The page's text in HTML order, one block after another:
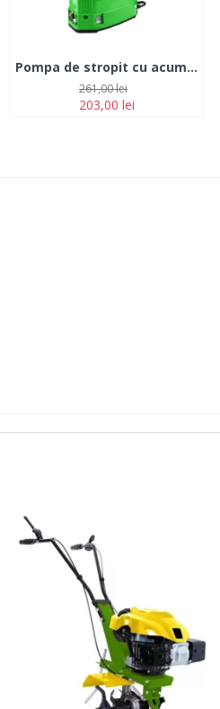
Pompa de stropit cu acumulator Micul Fermier 16L
203,00 lei
261,00 lei